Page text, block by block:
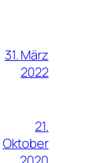
31. März
2022
21.
Oktober